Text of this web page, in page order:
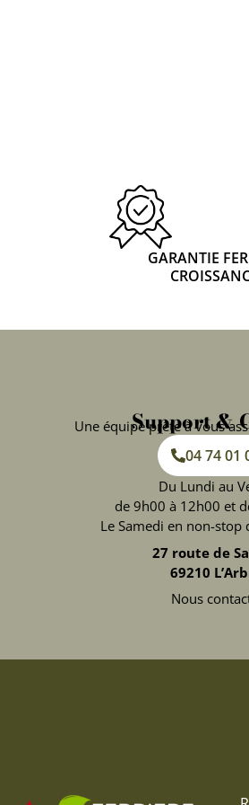
GARANTIE
Support &
Une équipe prête à vous
04 74 01
Du Lundi au
de 9h00 à 12h00 et
Le Samedi en non-stop
27 route de
69210
Nous